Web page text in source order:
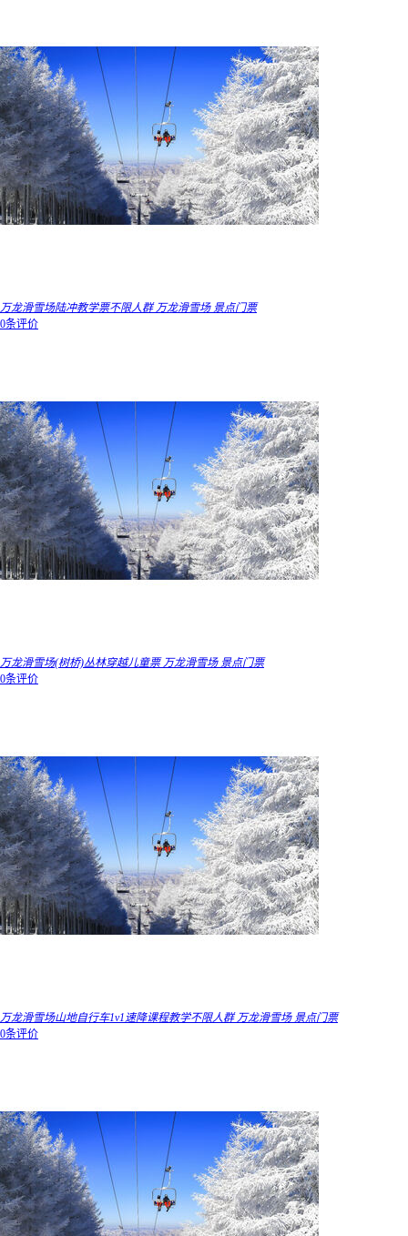
万龙滑雪场陆冲教学票不限人群 万龙滑雪场 景点门票
0条评价
万龙滑雪场(树桥)丛林穿越儿童票 万龙滑雪场 景点门票
0条评价
万龙滑雪场山地自行车1v1速降课程教学不限人群 万龙滑雪场 景点门票
0条评价